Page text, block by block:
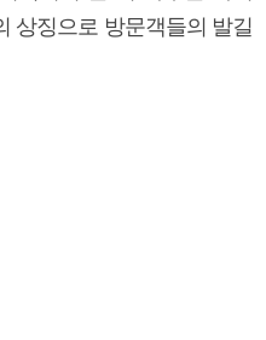
상징으로 방문객들의 발길